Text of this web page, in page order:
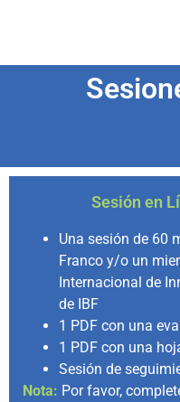
Sesión en
Una sesión de 60
Franco y/o un
Internacional de
de IBF
1 PDF con una
1 PDF con una
Sesión de
Nota: Por favor,